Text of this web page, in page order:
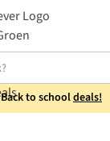
Back to schooldeals!